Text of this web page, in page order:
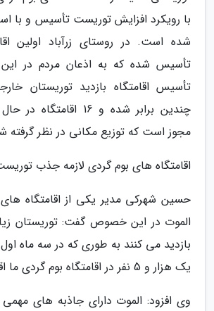
با رویکرد افزایش توریست تأسیس و با
شده است. در روستای زرآباد اولین
تأسیس شده که به اذعان مردم در
تأسیس اقامتگاه بازدید توریستان
چندین برابر شده و 16
مجوز است که توزیع مکانی در نظر
اقامتگاه های بوم گردی لازمه جذب
حسین شهرکی مدیر یکی از اقامتگاه
الموت در این خصوص گفت: توریستان
بازدید می کنند به طوری که در سه ماه
یک هزار و 5 نفر در اقامتگاه بوم گردی ما اقامت داشتند.
وی افزود: الموت دارای جاذبه های